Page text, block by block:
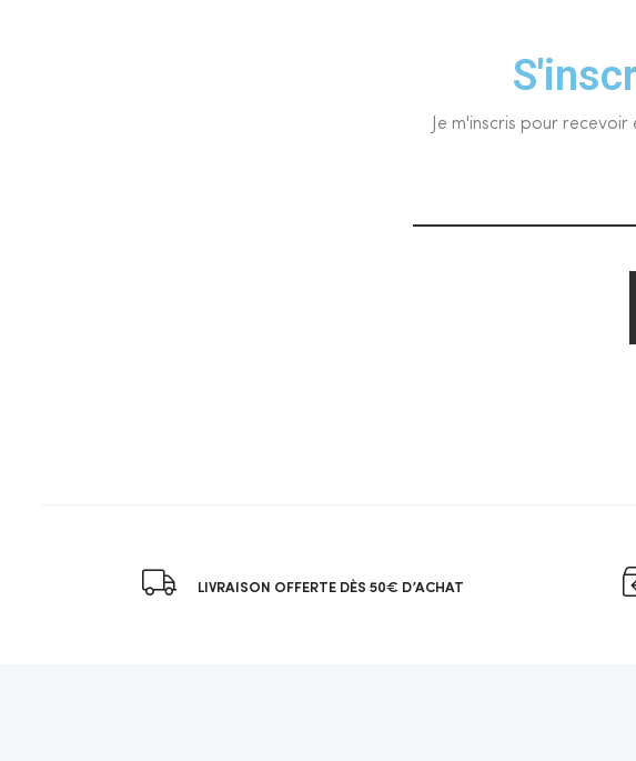
Je m'inscris pour
LIVRAISON OFFERTE DÈS 50€ D’ACHAT